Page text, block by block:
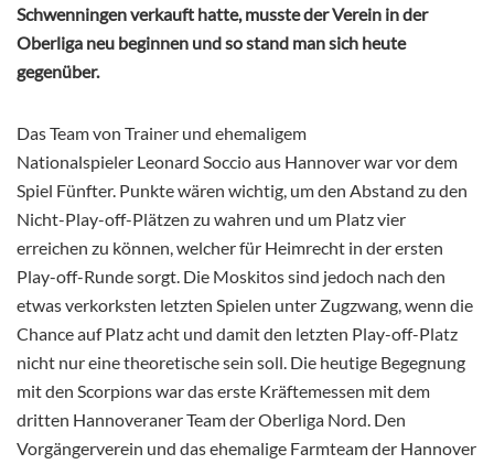
Schwenningen verkauft hatte, musste der Verein in der
Oberliga neu beginnen und so stand man sich heute
gegenüber.
Das Team von Trainer und ehemaligem
Nationalspieler Leonard Soccio aus Hannover war vor dem
Spiel Fünfter. Punkte wären wichtig, um den Abstand zu den
Nicht-Play-off-Plätzen zu wahren und um Platz vier
erreichen zu können, welcher für Heimrecht in der ersten
Play-off-Runde sorgt. Die Moskitos sind jedoch nach den
etwas verkorksten letzten Spielen unter Zugzwang, wenn die
Chance auf Platz acht und damit den letzten Play-off-Platz
nicht nur eine theoretische sein soll. Die heutige Begegnung
mit den Scorpions war das erste Kräftemessen mit dem
dritten Hannoveraner Team der Oberliga Nord. Den
Vorgängerverein und das ehemalige Farmteam der Hannover